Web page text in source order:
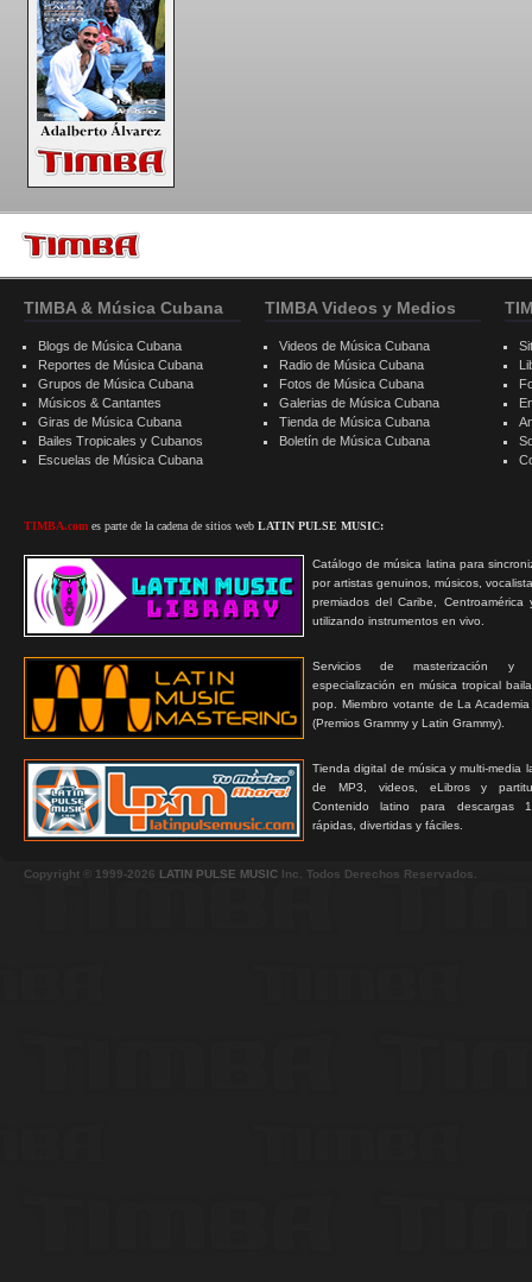
TIMBA & Música Cubana
Blogs de Música Cubana
Reportes de Música Cubana
Grupos de Música Cubana
Músicos & Cantantes
Giras de Música Cubana
Bailes Tropicales y Cubanos
Escuelas de Música Cubana
TIMBA.com es parte de la cadena de sitios web LATIN PULSE MUSIC:
Catálogo de música latina para
por artistas genuinos, músicos,
premiados del Caribe, Centroamérica
utilizando instrumentos en vivo.
Servicios de masterización y
especialización en música tropical
pop. Miembro votante de La
(Premios Grammy y Latin Grammy).
Tienda digital de música y multi-media
de MP3, videos, eLibros y
Contenido latino para descargas
rápidas, divertidas y fáciles.
TIMBA Videos y Medios
Videos de Música Cubana
Radio de Música Cubana
Fotos de Música Cubana
Galerias de Música Cubana
Tienda de Música Cubana
Boletín de Música Cubana
Copyright © 1999-2026 LATIN PULSE MUSIC Inc. Todos Derechos Reservados.